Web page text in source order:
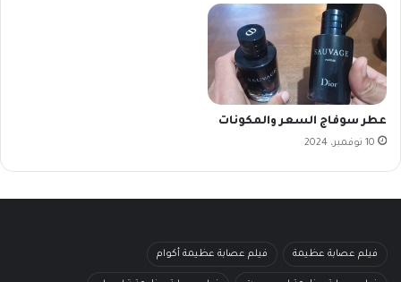
عطر سوفاج السعر والمكونات
10 نوفمبر، 2024
فيلم عصابة عظيمة فيلم عصابة عظيمة أكوام